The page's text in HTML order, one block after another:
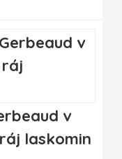
v
laskomin